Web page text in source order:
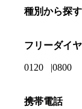
種別から探す
フリーダイ
0120 0800
携帯電話